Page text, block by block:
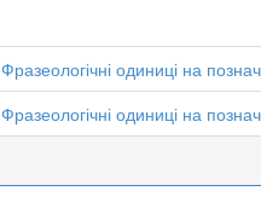
Фразеологічні одиниці на
Фразеологічні одиниці на